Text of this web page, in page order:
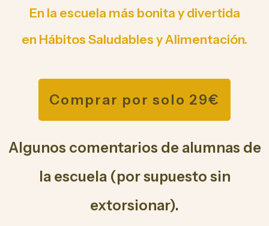
En la escuela más bonita y divertida
en Hábitos Saludables y Alimentación.
Comprar por solo 29€
Algunos comentarios de alumnas de
la escuela (por supuesto sin
extorsionar).